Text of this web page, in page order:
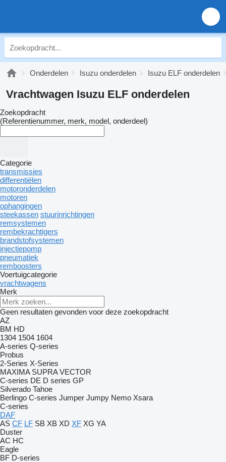
Onderdelen Isuzu onderdelen Isuzu ELF onderdelen
Vrachtwagen Isuzu ELF onderdelen
Zoekopdracht
(Referentienummer, merk, model, onderdeel)
Categorie
transmissies
differentiëlen
motoronderdelen
motoren
ophangingen
steekassen stuurinrichtingen
remsystemen
rembekrachtigers
brandstofsystemen
injectiepomp
pneumatiek
remboosters
Voertuigcategorie
vrachtwagens
Merk
Geen resultaten gevonden voor deze zoekopdracht
AZ
BM HD
1304 1504 1604
A-series Q-series
Probus
2-Series X-Series
MAXIMA SUPRA VECTOR
C-series DE D series GP
Silverado Tahoe
Berlingo C-series Jumper Jumpy Nemo Xsara
C-series
DAF
AS CF LF SB XB XD XF XG YA
Duster
AC HC
Eagle
BF D-series